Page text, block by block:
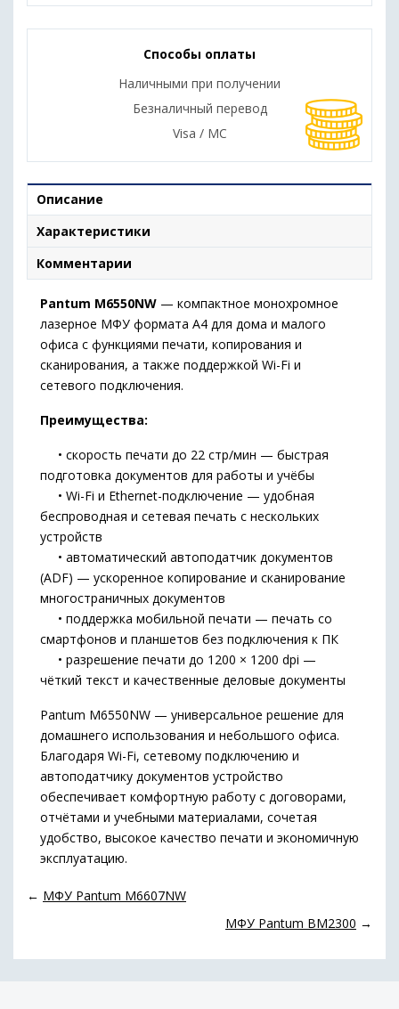
Способы оплаты
Наличными при получении
Безналичный перевод
Visa / MC
Описание
Характеристики
Комментарии
Pantum M6550NW — компактное монохромное
лазерное МФУ формата A4 для дома и малого
офиса с функциями печати, копирования и
сканирования, а также поддержкой Wi-Fi и
сетевого подключения.
Преимущества:
• скорость печати до 22 стр/мин — быстрая
подготовка документов для работы и учёбы
• Wi-Fi и Ethernet-подключение — удобная
беспроводная и сетевая печать с нескольких
устройств
• автоматический автоподатчик документов
(ADF) — ускоренное копирование и сканирование
многостраничных документов
• поддержка мобильной печати — печать со
смартфонов и планшетов без подключения к ПК
• разрешение печати до 1200 × 1200 dpi —
чёткий текст и качественные деловые документы
Pantum M6550NW — универсальное решение для
домашнего использования и небольшого офиса.
Благодаря Wi-Fi, сетевому подключению и
автоподатчику документов устройство
обеспечивает комфортную работу с договорами,
отчётами и учебными материалами, сочетая
удобство, высокое качество печати и экономичную
эксплуатацию.
← МФУ Pantum M6607NW
МФУ Pantum BM2300 →